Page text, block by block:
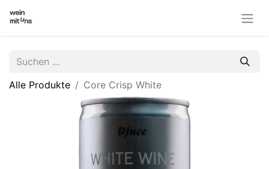
Alle Produkte Core Crisp White